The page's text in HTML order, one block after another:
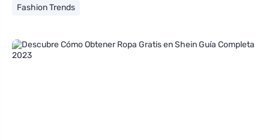
Fashion Trends